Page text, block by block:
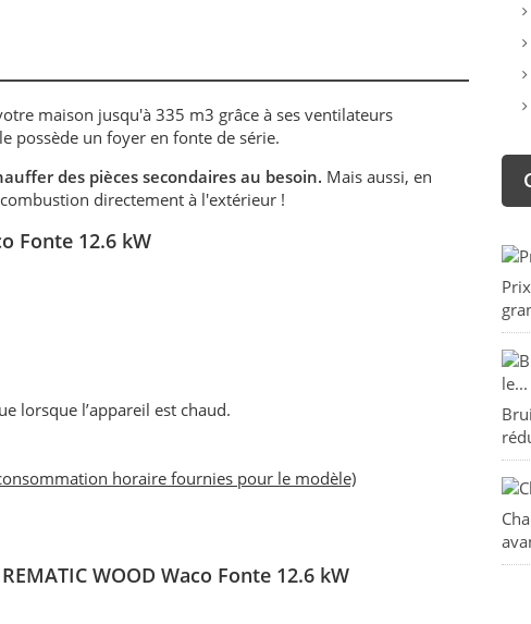
maison jusqu'à 335 m3 grâce à ses ventilateurs
possède un foyer en fonte de série.
des pièces secondaires au besoin. Mais aussi, en
directement à l'extérieur !
Fonte 12.6 kW
lorsque l’appareil est chaud.
horaire fournies pour le modèle)
WOOD Waco Fonte 12.6 kW